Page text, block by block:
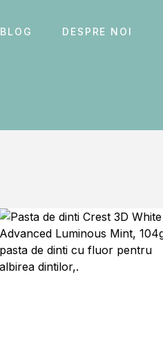
BLOG DESPRE NOI